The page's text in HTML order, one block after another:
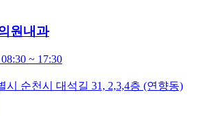
원 내과
~ 17:30
시 순천시 대석길 31, 2,3,4층 (연향동)